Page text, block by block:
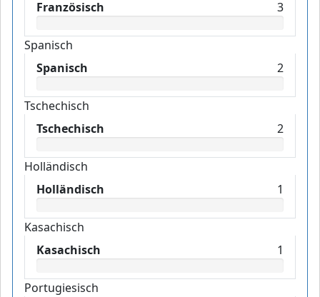
Französisch 3
Spanisch
Spanisch
2
Tschechisch
Tschechisch
2
Holländisch
Holländisch
1
Kasachisch
Kasachisch
1
Portugiesisch